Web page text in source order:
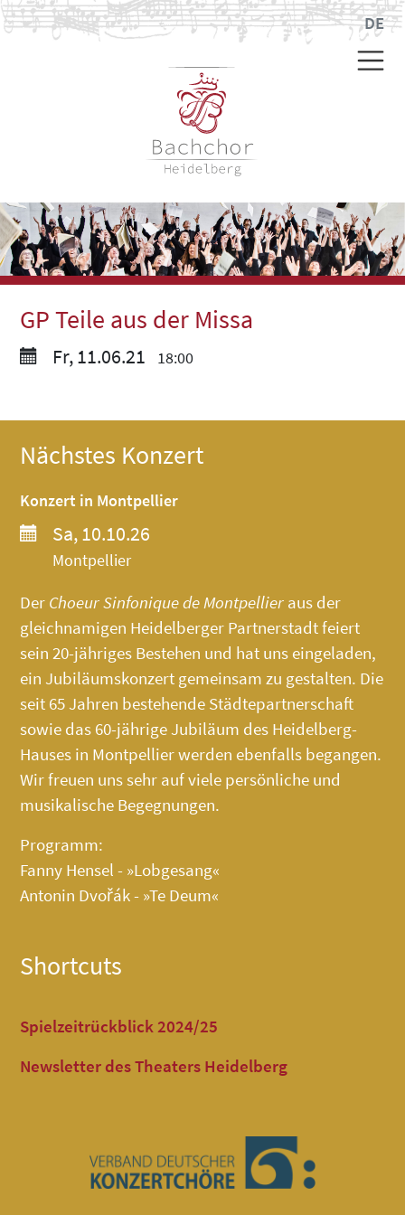
DE
GP Teile aus der Missa
Fr, 11.06.21 18:00
Nächstes Konzert
Konzert in Montpellier
Sa, 10.10.26
Montpellier
Der Choeur Sinfonique de Montpellier aus der
gleichnamigen Heidelberger Partnerstadt feiert
sein 20-jähriges Bestehen und hat uns eingeladen,
ein Jubiläumskonzert gemeinsam zu gestalten. Die
seit 65 Jahren bestehende Städtepartnerschaft
sowie das 60-jährige Jubiläum des Heidelberg-
Hauses in Montpellier werden ebenfalls begangen.
Wir freuen uns sehr auf viele persönliche und
musikalische Begegnungen.
Programm:
Fanny Hensel - »Lobgesang«
Antonin Dvořák - »Te Deum«
Shortcuts
Spielzeitrückblick 2024/25
Newsletter des Theaters Heidelberg